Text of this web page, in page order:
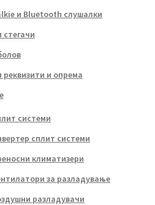
и Bluetooth слушалки
стегачи
реквизити и опрема
системи
сплит системи
климатизери
за разладување
разладувачи